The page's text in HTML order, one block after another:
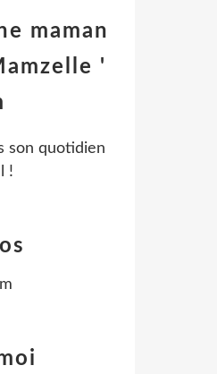
maman
'
son quotidien
!